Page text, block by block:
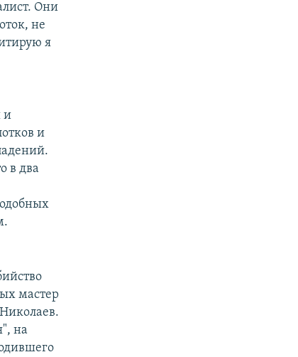
Они
не
я
и
и
в два
мастер
на